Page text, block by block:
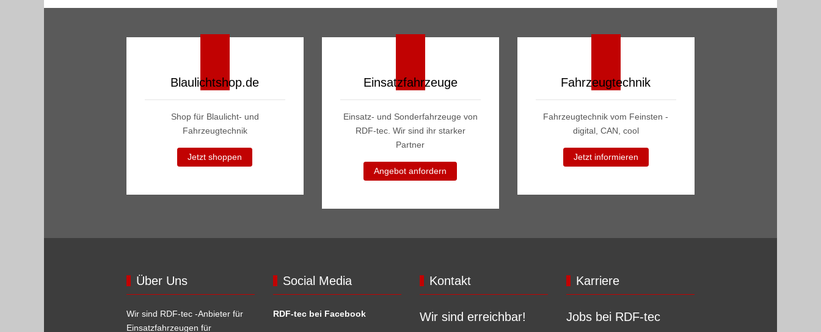
Blaulichtshop.de
Shop für Blaulicht- und
Fahrzeugtechnik
Jetzt shoppen
Einsatzfahrzeuge
Einsatz- und Sonderfahrzeuge von
RDF-tec. Wir sind ihr starker
Partner
Angebot anfordern
Fahrzeugtechnik
Fahrzeugtechnik vom Feinsten -
digital, CAN, cool
Jetzt informieren
Über Uns
Wir sind RDF-tec -Anbieter für
Einsatzfahrzeugen für
Social Media
RDF-tec bei Facebook
Kontakt
Wir sind erreichbar!
Karriere
Jobs bei RDF-tec